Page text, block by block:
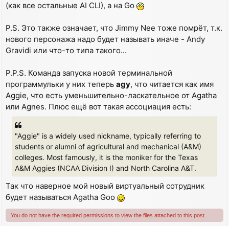
(как все остальные AI CLI), а на Go
P.S. Это также означает, что Jimmy Nee тоже помрёт, т.к.
нового персонажа надо будет называть иначе - Andy
Gravidi или что-то типа такого...
P.P.S. Команда запуска новой терминальной
программульки у них теперь agy, что читается как имя
Aggie, что есть уменьшительно-ласкательное от Agatha
или Agnes. Плюс ещё вот такая ассоциация есть:
"Aggie" is a widely used nickname, typically referring to
students or alumni of agricultural and mechanical (A&M)
colleges. Most famously, it is the moniker for the Texas
A&M Aggies (NCAA Division I) and North Carolina A&T.
Так что наверное мой новый виртуальный сотрудник
будет называться Agatha Goo
You do not have the required permissions to view the files attached to this post.